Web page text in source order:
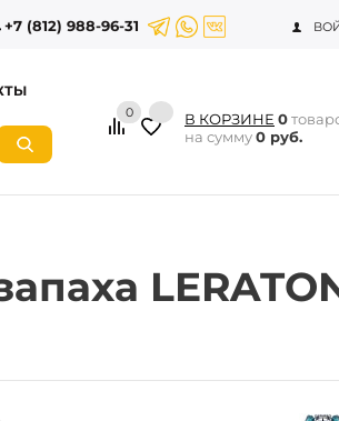
+7 (812) 988-96-31
0 В КОРЗИНЕ 0
на сумму0 руб.